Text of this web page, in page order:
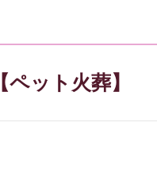
ット火葬】